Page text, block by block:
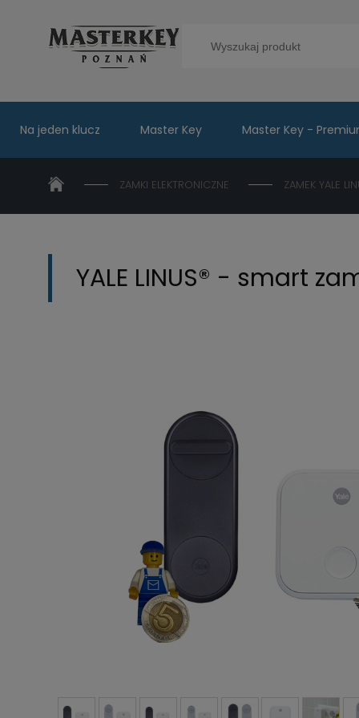
Na jeden klucz Master Key Master Key -
ZAMKI ELEKTRONICZNE ZAMEK YALE
YALE LINUS® - smart